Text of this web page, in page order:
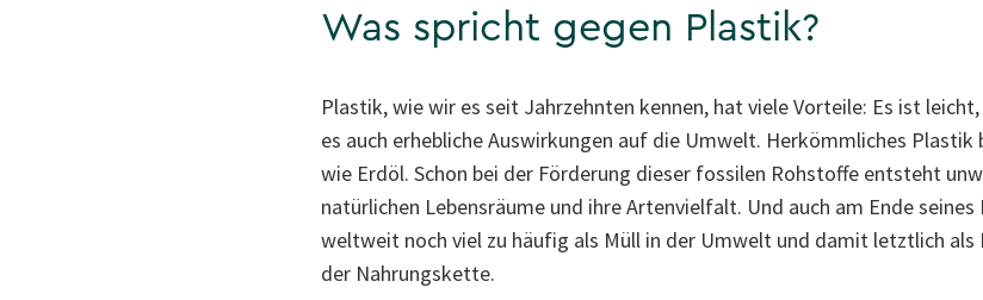
Was spricht gegen Plastik?
Plastik, wie wir es seit Jahrzehnten kennen, hat viele Vorteile: Es ist
es auch erhebliche Auswirkungen auf die Umwelt. Herkömmliches
wie Erdöl. Schon bei der Förderung dieser fossilen Rohstoffe entsteht
natürlichen Lebensräume und ihre Artenvielfalt. Und auch am Ende
weltweit noch viel zu häufig als Müll in der Umwelt und damit letztlich
der Nahrungskette.